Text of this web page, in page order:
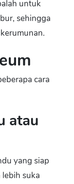
untuk
sehingga
cara
atau
yang siap
lebih suka